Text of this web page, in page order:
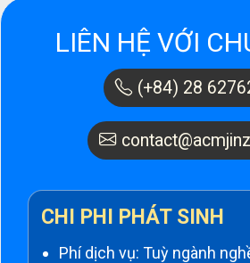
LIÊN HỆ VỚI
(+84) 28
CHI PHI PHÁT SINH
Phí dịch vụ: Tuỳ ngành